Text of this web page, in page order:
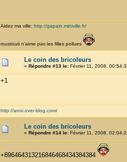
Aidez ma ville: http://gapain.miniville.fr/
roustouti n'aime pas les filles poilues
Le coin des bricoleurs
« Répondre #13 le:Février 11, 2008,
+1
http://anoi.over-blog.com/
Le coin des bricoleurs
« Répondre #14 le:Février 11, 2008,
+896464313216846468434384384